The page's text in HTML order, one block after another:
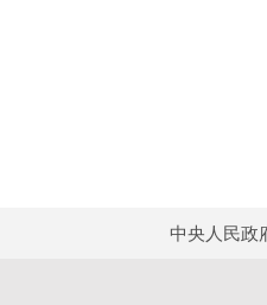
中央人民政